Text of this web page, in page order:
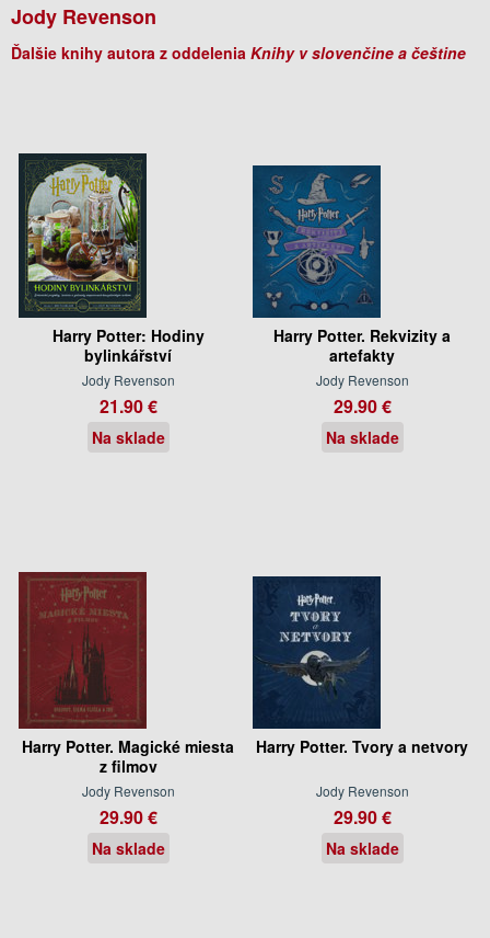
Jody Revenson
Ďalšie knihy autora z oddelenia Knihy v slovenčine a češtine
Harry Potter: Hodiny
bylinkářství
Jody Revenson
21.90 €
Na sklade
Harry Potter. Rekvizity a
artefakty
Jody Revenson
29.90 €
Na sklade
Harry Potter. Magické miesta
z filmov
Jody Revenson
29.90 €
Na sklade
Harry Potter. Tvory a netvory
Jody Revenson
29.90 €
Na sklade